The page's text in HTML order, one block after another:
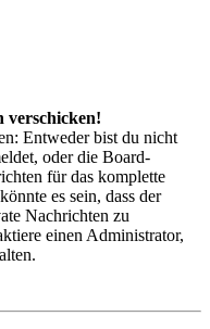
verschicken!
Entweder bist du nicht
oder die Board-
für das komplette
es sein, dass der
Nachrichten zu
einen Administrator,